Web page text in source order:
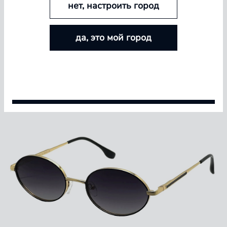
БОЛЬШЕ ЛИНЗ — БОЛЬШЕ СКИДКА
Покупайте контактные линзы Airway и увеличивайте
размер скидки — от 5% до 15%
нет, настроить город
да, это мой город